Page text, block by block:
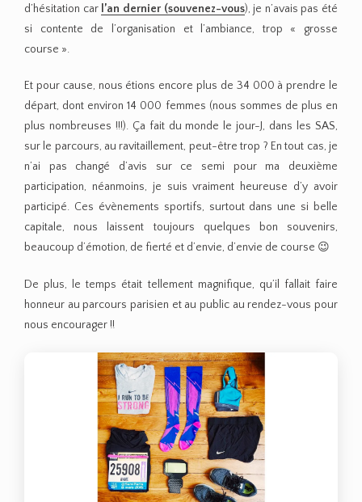
d’hésitation car l’an dernier (souvenez-vous), je n’avais pas été
si contente de l’organisation et l’ambiance, trop « grosse
course ».
Et pour cause, nous étions encore plus de 34 000 à prendre le
départ, dont environ 14 000 femmes (nous sommes de plus en
plus nombreuses !!!). Ça fait du monde le jour-J, dans les SAS,
sur le parcours, au ravitaillement, peut-être trop ? En tout cas, je
n’ai pas changé d’avis sur ce semi pour ma deuxième
participation, néanmoins, je suis vraiment heureuse d’y avoir
participé. Ces évènements sportifs, surtout dans une si belle
capitale, nous laissent toujours quelques bon souvenirs,
beaucoup d’émotion, de fierté et d’envie, d’envie de course 😉
De plus, le temps était tellement magnifique, qu’il fallait faire
honneur au parcours parisien et au public au rendez-vous pour
nous encourager !!